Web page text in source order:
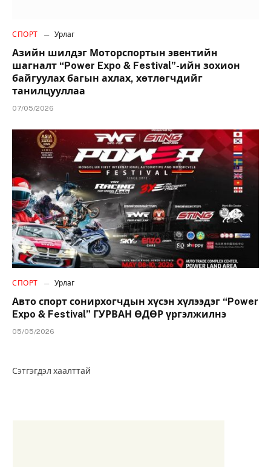
СПОРТ Урлаг
Азийн шилдэг Моторспортын эвентийн
шагналт “Power Expo & Festival”-ийн зохион
байгуулах багын ахлах, хөтлөгчдийг
танилцууллаа
07/05/2026
СПОРТ Урлаг
Авто спорт сонирхогчдын хүсэн хүлээдэг “Power
Expo & Festival” ГУРВАН ӨДӨР үргэлжилнэ
05/05/2026
Сэтгэгдэл хаалттай